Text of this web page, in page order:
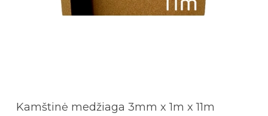
Kamštinė medžiaga 3mm x 1m x 11m